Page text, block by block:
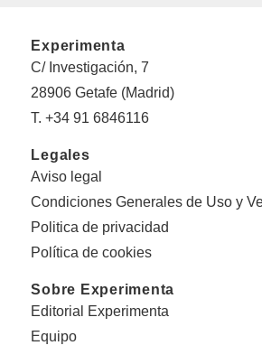
Experimenta
C/ Investigación, 7
28906 Getafe (Madrid)
T. +34 91 6846116
Legales
Aviso legal
Condiciones Generales de Uso y
Politica de privacidad
Política de cookies
Sobre Experimenta
Editorial Experimenta
Equipo